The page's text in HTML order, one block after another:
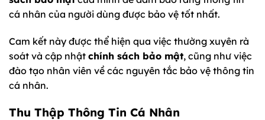
cá nhân của người dùng được bảo vệ tốt nhất.
Cam kết này được thể hiện qua việc thường xuyên rà
soát và cập nhật chính sách bảo mật, cũng như việc
đào tạo nhân viên về các nguyên tắc bảo vệ thông tin
cá nhân.
Thu Thập Thông Tin Cá Nhân